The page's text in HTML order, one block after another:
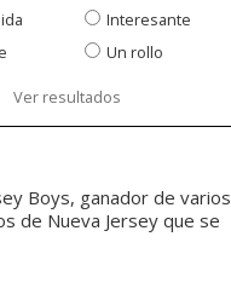
Interesante
Un rollo
Ver resultados
Boys, ganador de varios
de Nueva Jersey que se